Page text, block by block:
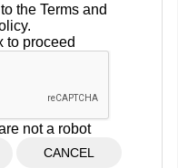
the Terms and
to proceed
not a robot
CANCEL